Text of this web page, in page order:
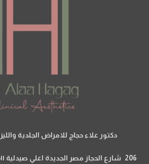
دكتور علاء حجاج للامراض الجلدية
206 شارع الحجاز مصر الجديدة اعلي صيدلية ١٩٠١١ الدور التاني شقة ٥